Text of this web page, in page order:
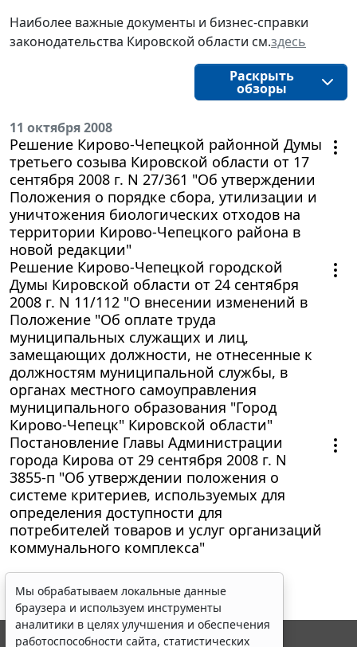
Наиболее важные документы и бизнес-справки
законодательства Кировской области см.здесь
Раскрыть
обзоры
11 октября 2008
Решение Кирово-Чепецкой районной Думы
третьего созыва Кировской области от 17
сентября 2008 г. N 27/361 "Об утверждении
Положения о порядке сбора, утилизации и
уничтожения биологических отходов на
территории Кирово-Чепецкого района в
новой редакции"
Решение Кирово-Чепецкой городской
Думы Кировской области от 24 сентября
2008 г. N 11/112 "О внесении изменений в
Положение "Об оплате труда
муниципальных служащих и лиц,
замещающих должности, не отнесенные к
должностям муниципальной службы, в
органах местного самоуправления
муниципального образования "Город
Кирово-Чепецк" Кировской области"
Постановление Главы Администрации
города Кирова от 29 сентября 2008 г. N
3855-п "Об утверждении положения о
системе критериев, используемых для
определения доступности для
потребителей товаров и услуг организаций
коммунального комплекса"
Мы обрабатываем локальные данные
браузера и используем инструменты
аналитики в целях улучшения и обеспечения
работоспособности сайта, статистических